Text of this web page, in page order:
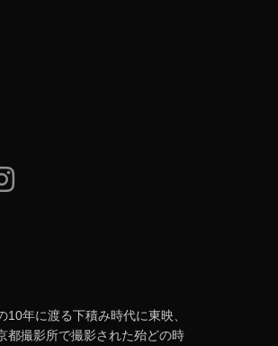
10年に渡る下積み時代に東映、
都撮影所で撮影された殆どの時